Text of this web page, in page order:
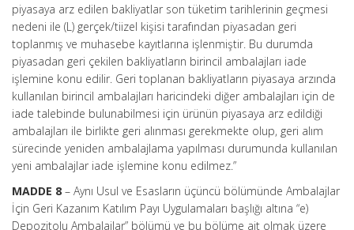
piyasaya arz edilen bakliyatlar son tüketim tarihlerinin geçmesi
nedeni ile (L) gerçek/tiizel kişisi tarafından piyasadan geri
toplanmış ve muhasebe kayıtlarına işlenmiştir. Bu durumda
piyasadan geri çekilen bakliyatların birincil ambalajları iade
işlemine konu edilir. Geri toplanan bakliyatların piyasaya arzında
kullanılan birincil ambalajları haricindeki diğer ambalajları için de
iade talebinde bulunabilmesi için ürünün piyasaya arz edildiği
ambalajları ile birlikte geri alınması gerekmekte olup, geri alım
sürecinde yeniden ambalajlama yapılması durumunda kullanılan
yeni ambalajlar iade işlemine konu edilmez.”
MADDE 8 – Aynı Usul ve Esasların üçüncü bölümünde Ambalajlar
İçin Geri Kazanım Katılım Payı Uygulamaları başlığı altına “e)
Depozitolu Ambalajlar” bölümü ve bu bölüme ait olmak üzere